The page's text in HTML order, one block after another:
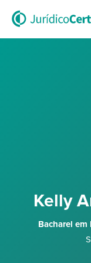
Kelly
Bacharel